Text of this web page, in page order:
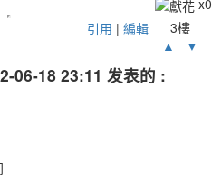
x0
引用 | 編輯
3樓
▲
▼
06-18 23:11 发表的 :